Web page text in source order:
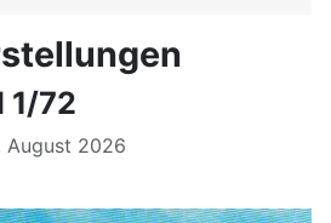
1/72
August 2026